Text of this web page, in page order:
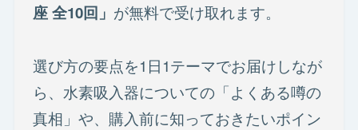
座 全10回」 が無料で受け取れます。
選び方の要点を1日1テーマでお届けしなが
ら、水素吸入器についての「よくある噂の
真相」や、購入前に知っておきたいポイン